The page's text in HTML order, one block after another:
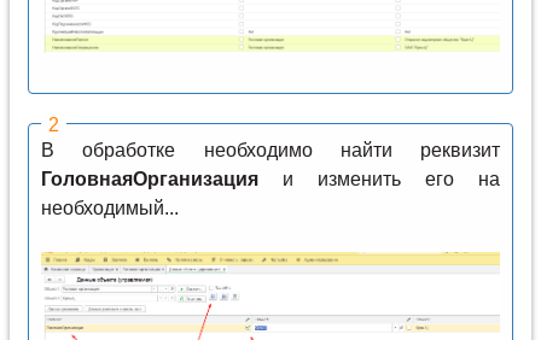
В обработке необходимо найти реквизит
ГоловнаяОрганизацияи изменить его на
необходимый...